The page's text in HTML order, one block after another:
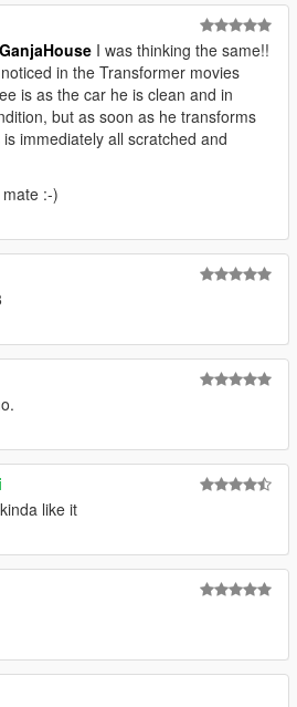
I was thinking the same!!
in the Transformer movies
is as the car he is clean and in
but as soon as he transforms
immediately all scratched and
:-)
like it